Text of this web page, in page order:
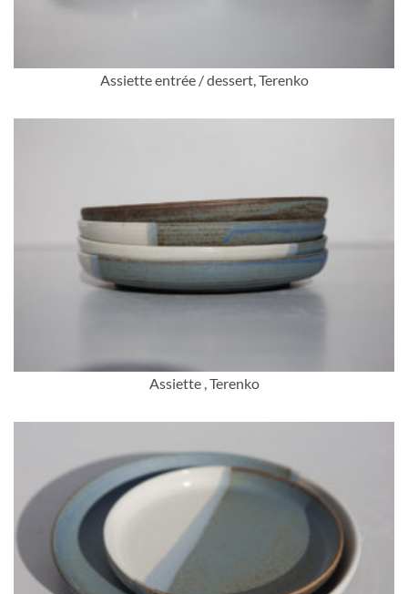
Assiette entrée / dessert, Terenko
Assiette , Terenko